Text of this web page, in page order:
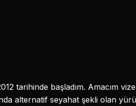
tarihinde başladım. Amacım
alternatif seyahat şekli olan